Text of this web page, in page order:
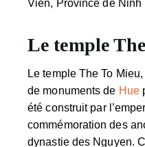
Vien, Province de Ninh
Le temple
Le temple The To
de monuments de Hue
été construit par
commémoration des
dynastie des Nguyen.